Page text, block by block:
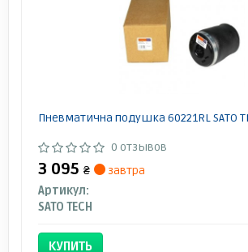
Пневматична подушка 60221RL SATO
0 отзывов
3 095 ₴
завтра
Артикул:
SATO TECH
КУПИТЬ